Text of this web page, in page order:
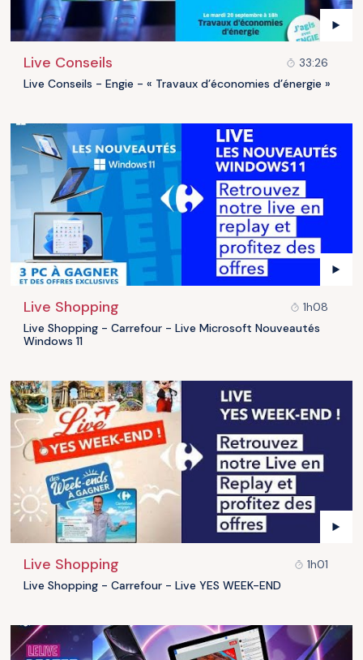
Live Conseils
33:26
Live Conseils - Engie - « Travaux d’économies d’énergie »
Live Shopping
1h08
Live Shopping - Carrefour - Live Microsoft Nouveautés
Windows 11
Live Shopping
1h01
Live Shopping - Carrefour - Live YES WEEK-END